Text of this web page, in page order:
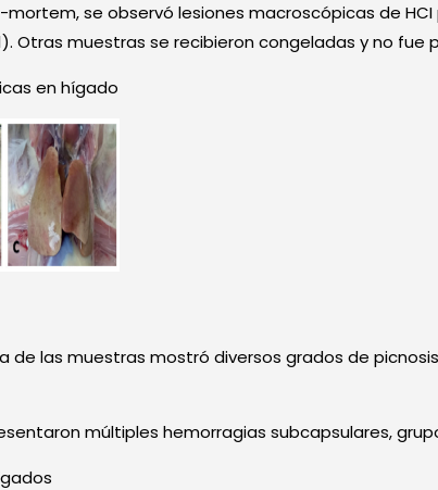
se observó lesiones macroscópicas de
Otras muestras se recibieron congeladas y no
en hígado
de las muestras mostró diversos grados de
múltiples hemorragias subcapsulares,